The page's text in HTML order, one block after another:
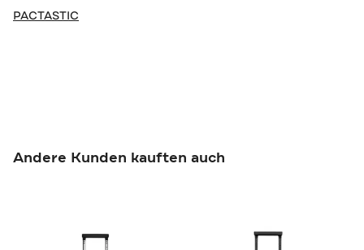
PACTASTIC
Andere Kunden kauften auch